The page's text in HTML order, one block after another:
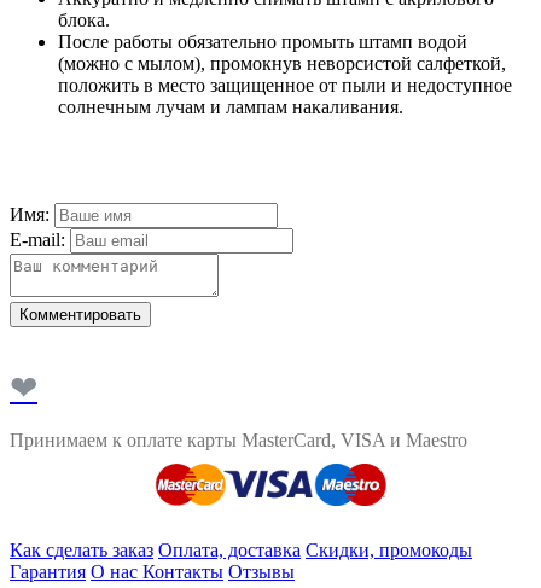
блока.
После работы обязательно промыть штамп водой
(можно с мылом), промокнув неворсистой салфеткой,
положить в место защищенное от пыли и недоступное
солнечным лучам и лампам накаливания.
Имя:
E-mail:
Комментировать
❤
Принимаем к оплате карты MasterCard, VISA и Maestro
Как сделать заказ Оплата, доставка Скидки, промокоды
Гарантия О нас Контакты Отзывы